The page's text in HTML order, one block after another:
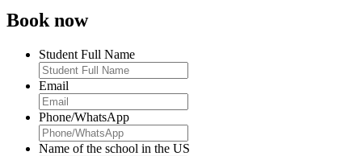
Book now
Student Full Name
Email
Phone/WhatsApp
Name of the school in the US